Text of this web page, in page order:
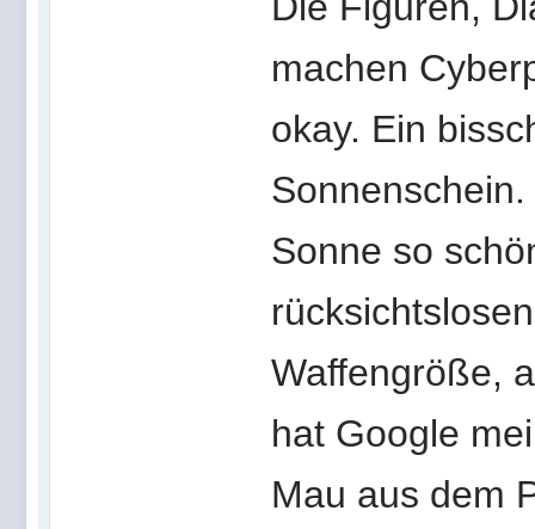
machen
okay. Ein
Sonne so
Waffengröße,
hat Google
Mau aus dem